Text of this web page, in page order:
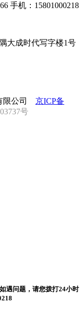
手机：15801000218
大成时代写字楼1号
限公司 京ICP备
号
遇问题，请您拨打24小时